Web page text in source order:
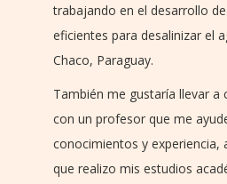
trabajando en el desarrollo
eficientes para desalinizar el
Chaco, Paraguay.
También me gustaría llevar a
con un profesor que me
conocimientos y experiencia,
que realizo mis estudios